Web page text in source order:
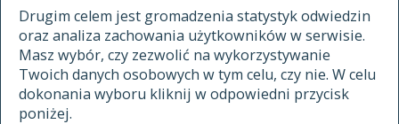
Drugim celem jest gromadzenia statystyk odwiedzin
oraz analiza zachowania użytkowników w serwisie.
Masz wybór, czy zezwolić na wykorzystywanie
Twoich danych osobowych w tym celu, czy nie. W celu
dokonania wyboru kliknij w odpowiedni przycisk
poniżej.
materiały archiwalne
cytowanie
kontakt